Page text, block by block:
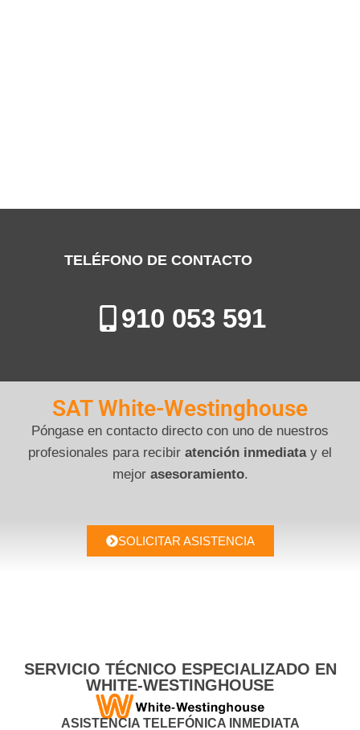
TELÉFONO DE CONTACTO
910 053 591
SAT White-Westinghouse
Póngase en contacto directo con uno de nuestros
profesionales para recibir atención inmediatay el
mejor asesoramiento.
SOLICITAR ASISTENCIA
SERVICIO TÉCNICO ESPECIALIZADO EN
WHITE-WESTINGHOUSE
ASISTENCIA TELEFÓNICA INMEDIATA